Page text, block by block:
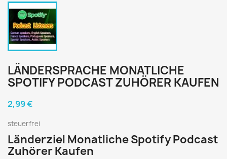
LÄNDERSPRACHE MONATLICHE
SPOTIFY PODCAST ZUHÖRER KAUFEN
2,99 €
steuerfrei
Länderziel Monatliche Spotify Podcast
Zuhörer Kaufen